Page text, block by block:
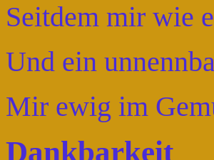
Seitdem mir wie
Und ein
Mir ewig im
Dankbarkeit